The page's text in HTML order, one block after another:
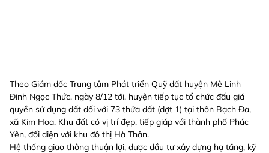
Theo Giám đốc Trung tâm Phát triển Quỹ đất huyện Mê Linh
Đinh Ngọc Thức, ngày 8/12 tới, huyện tiếp tục tổ chức đấu giá
quyền sử dụng đất đối với 73 thửa đất (đợt 1) tại thôn Bạch Đa,
xã Kim Hoa. Khu đất có vị trí đẹp, tiếp giáp với thành phố Phúc
Yên, đối diện với khu đô thị Hà Thân.
Hệ thống giao thông thuận lợi, được đầu tư xây dựng hạ tầng, kỹ